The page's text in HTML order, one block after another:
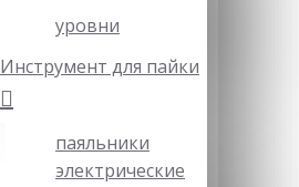
уровни
Инструмент для пайки
паяльники
электрические